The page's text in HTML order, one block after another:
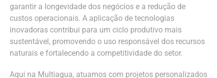
garantir a longevidade dos negócios e a redução de
custos operacionais. A aplicação de tecnologias
inovadoras contribui para um ciclo produtivo mais
sustentável, promovendo o uso responsável dos recursos
naturais e fortalecendo a competitividade do setor.
Aqui na Multiagua, atuamos com projetos personalizados